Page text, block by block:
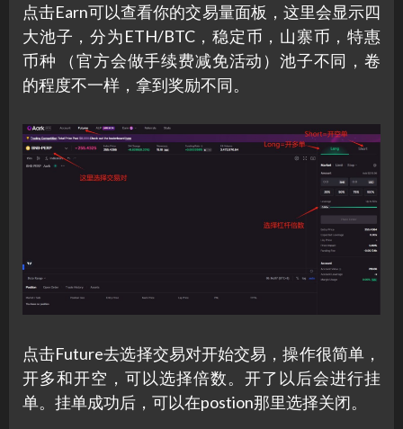
点击Earn可以查看你的交易量面板，这里会显示四
大池子，分为ETH/BTC，稳定币，山寨币，特惠
币种 （官方会做手续费减免活动）池子不同，卷
的程度不一样，拿到奖励不同。
点击Future去选择交易对开始交易，操作很简单，
开多和开空，可以选择倍数。开了以后会进行挂
单。挂单成功后，可以在postion那里选择关闭。